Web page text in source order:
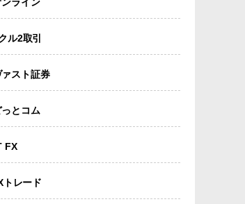
ル2取引
スト証券
とコム
FX
トレード